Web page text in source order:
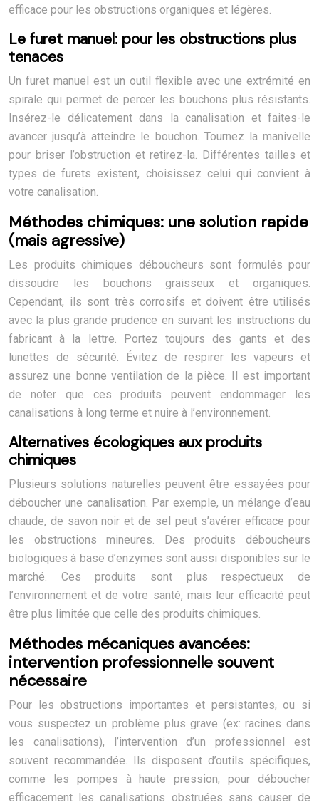
efficace pour les obstructions organiques et légères.
Le furet manuel: pour les obstructions plus
tenaces
Un furet manuel est un outil flexible avec une extrémité en
spirale qui permet de percer les bouchons plus résistants.
Insérez-le délicatement dans la canalisation et faites-le
avancer jusqu’à atteindre le bouchon. Tournez la manivelle
pour briser l’obstruction et retirez-la. Différentes tailles et
types de furets existent, choisissez celui qui convient à
votre canalisation.
Méthodes chimiques: une solution rapide
(mais agressive)
Les produits chimiques déboucheurs sont formulés pour
dissoudre les bouchons graisseux et organiques.
Cependant, ils sont très corrosifs et doivent être utilisés
avec la plus grande prudence en suivant les instructions du
fabricant à la lettre. Portez toujours des gants et des
lunettes de sécurité. Évitez de respirer les vapeurs et
assurez une bonne ventilation de la pièce. Il est important
de noter que ces produits peuvent endommager les
canalisations à long terme et nuire à l’environnement.
Alternatives écologiques aux produits
chimiques
Plusieurs solutions naturelles peuvent être essayées pour
déboucher une canalisation. Par exemple, un mélange d’eau
chaude, de savon noir et de sel peut s’avérer efficace pour
les obstructions mineures. Des produits déboucheurs
biologiques à base d’enzymes sont aussi disponibles sur le
marché. Ces produits sont plus respectueux de
l’environnement et de votre santé, mais leur efficacité peut
être plus limitée que celle des produits chimiques.
Méthodes mécaniques avancées:
intervention professionnelle souvent
nécessaire
Pour les obstructions importantes et persistantes, ou si
vous suspectez un problème plus grave (ex: racines dans
les canalisations), l’intervention d’un professionnel est
souvent recommandée. Ils disposent d’outils spécifiques,
comme les pompes à haute pression, pour déboucher
efficacement les canalisations obstruées sans causer de